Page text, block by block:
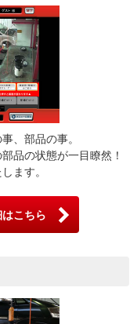
、部品の事。
品の状態が一目瞭然！
ます。
こちら